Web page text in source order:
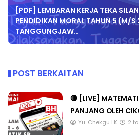
[PDF] LEMBARAN KERJA TEKA
PENDIDIKAN MORAL TAHUN 5 (M/
TANGGUNGJAW…
POST BERKAITAN
🔴 [LIVE]
PANJANG OLEH
Yu. Chekgu LK 2